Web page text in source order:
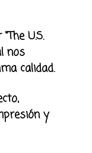
U.S.
nos
calidad.
y